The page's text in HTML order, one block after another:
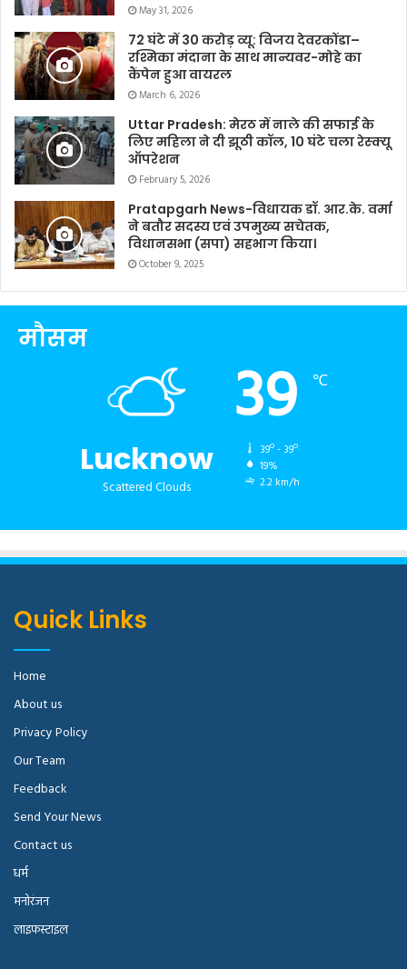
May 31, 2026
72 घंटे में 30 करोड़ व्यू: विजय देवरकोंडा–
रश्मिका मंदाना के साथ मान्यवर-मोहे का
कैंपेन हुआ वायरल
March 6, 2026
Uttar Pradesh: मेरठ में नाले की सफाई के
लिए महिला ने दी झूठी कॉल, 10 घंटे चला रेस्क्यू
ऑपरेशन
February 5, 2026
Pratapgarh News-विधायक डॉ. आर.के. वर्मा
ने बतौर सदस्य एवं उपमुख्य सचेतक,
विधानसभा (सपा) सहभाग किया।
October 9, 2025
मौसम
Lucknow
Scattered Clouds
39 ℃
39º - 39º
19%
2.2 km/h
Quick Links
Home
About us
Privacy Policy
Our Team
Feedback
Send Your News
Contact us
धर्म
मनोरंजन
लाइफस्टाइल